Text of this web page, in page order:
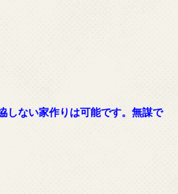
しない家作りは可能です。無謀で